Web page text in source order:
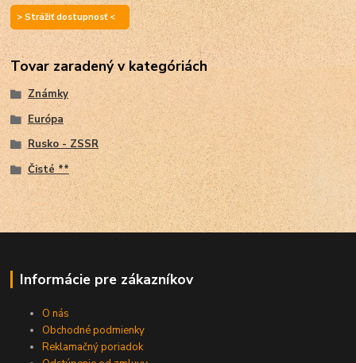
> Strážiť dostupnosť <
Tovar zaradený v kategóriách
Známky
Európa
Rusko - ZSSR
Čisté **
Informácie pre zákazníkov
O nás
Obchodné podmienky
Reklamačný poriadok